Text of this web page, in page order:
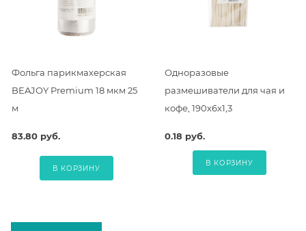
Фольга парикмахерская
BEAJOY Premium 18 мкм 25
м
83.80 руб.
В КОРЗИНУ
Одноразовые
размешиватели для чая и
кофе, 190х6х1,3
0.18 руб.
В КОРЗИНУ